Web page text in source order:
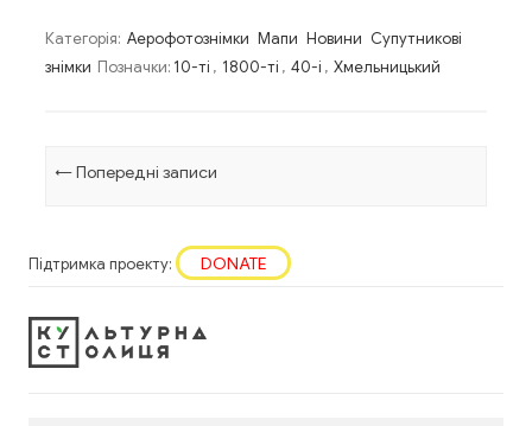
Категорія: Аерофотознімки Мапи Новини Супутникові
знімки Позначки: 10-ті , 1800-ті , 40-і , Хмельницький
Навігація по запису
←Попередні записи
Підтримка проекту: DONATE